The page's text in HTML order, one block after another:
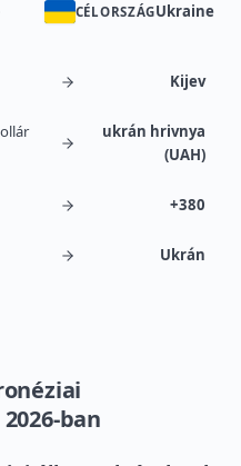
CÉLORSZÁGUkraine
Kijev
ukrán hrivnya
(UAH)
+380
Ukrán
ban